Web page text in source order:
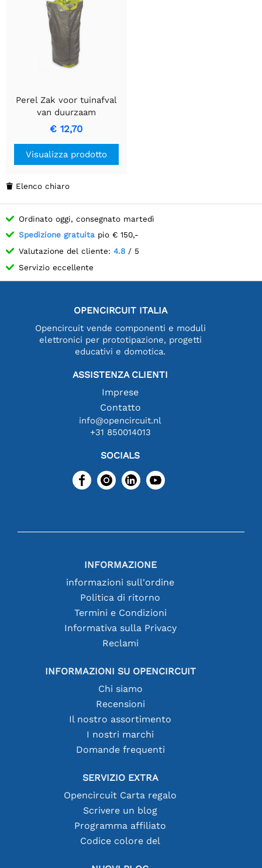
Perel Zak voor tuinafval
van duurzaam
polyethyleen, geschikt
voor meerdere
doeleinden.
€ 12,70
Visualizza prodotto
 Elenco chiaro
Ordinato oggi, consegnato martedì
Spedizione gratuita pio € 150,-
Valutazione del cliente: 4.8 / 5
Servizio eccellente
OPENCIRCUIT ITALIA
Opencircuit vende componenti e moduli
elettronici per prototipazione, progetti
educativi e domotica.
ASSISTENZA CLIENTI
Imprese
Contatto
info@opencircuit.nl
+31 850014013
SOCIALS
INFORMAZIONE
informazioni sull'ordine
Politica di ritorno
Termini e Condizioni
Informativa sulla Privacy
Reclami
INFORMAZIONI SU OPENCIRCUIT
Chi siamo
Recensioni
Il nostro assortimento
I nostri marchi
Domande frequenti
SERVIZIO EXTRA
Opencircuit Carta regalo
Scrivere un blog
Programma affiliato
Codice colore del